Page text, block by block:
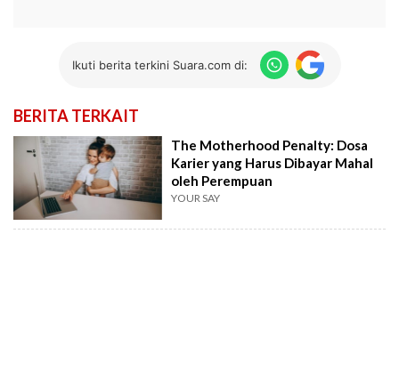
Ikuti berita terkini Suara.com di:
BERITA TERKAIT
The Motherhood Penalty: Dosa
Karier yang Harus Dibayar Mahal
oleh Perempuan
YOUR SAY